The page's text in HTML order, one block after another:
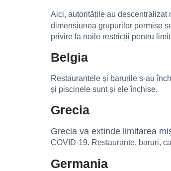
Aici, autoritățile au descentralizat
dimensiunea grupurilor permise
privire la noile restricții pentru
Belgia
Restaurantele și barurile s-au
și piscinele sunt și ele închise.
Grecia
Grecia va extinde limitarea
COVID-19. Restaurante, baruri,
Germania